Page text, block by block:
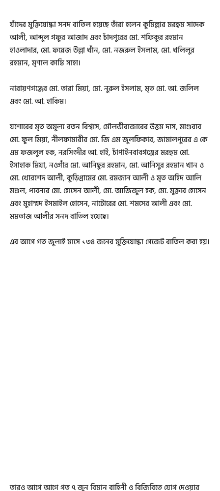
যাঁদের মুক্তিযোদ্ধা সনদ বাতিল হয়েছে তাঁরা হলেন কুমিল্লার মরহুম সাদেক
আলী, আব্দুল গফুর আজাদ এবং চাঁদপুরের মো. শফিকুর রহমান
হাওলাদার, মো. ফয়েজ উল্লা খাঁন, মো. নজরুল ইসলাম, মো. খলিলুর
রহমান, মৃণাল কান্তি সাহা।
নারায়ণগঞ্জের মো. তারা মিয়া, মো. নুরুল ইসলাম, মৃত মো. আ. জলিল
এবং মো. আ. হাকিম।
যশোরের মৃত অমূল্য রতন বিশ্বাস, মৌলভীবাজারের উত্তম দাস, মাগুরার
মো. ফুল মিয়া, নীলফামারীর মো. জি এম জুলফিকার, জামালপুরের এ কে
এম ফজলুল হক, নরসিংদীর আ. হাই, চাঁপাইনবাবগঞ্জের মরহুম মো.
ইসাহাক মিয়া, নওগাঁর মো. আনিছুর রহমান, মো. আনিসুর রহমান খান ও
মো. খোরশেদ আলী, কুড়িগ্রামের মো. রমজান আলী ও মৃত অহিদ আলি
মণ্ডল, পাবনার মো. হোসেন আলী, মো. আজিজুল হক, মো. মুক্তার হোসেন
এবং মুহাম্মদ ইসমাইল হোসেন, নাটোরের মো. শমসের আলী এবং মো.
মমতাজ আলীর সনদ বাতিল হয়েছে।
এর আগে গত জুলাই মাসে ১৩৪ জনের মুক্তিযোদ্ধা গেজেট বাতিল করা হয়।
তারও আগে আগে গত ৭ জুন বিমান বাহিনী ও বিজিবিতে যোগ দেওয়ার